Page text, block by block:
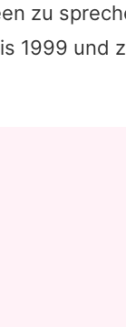
zu
1999 und